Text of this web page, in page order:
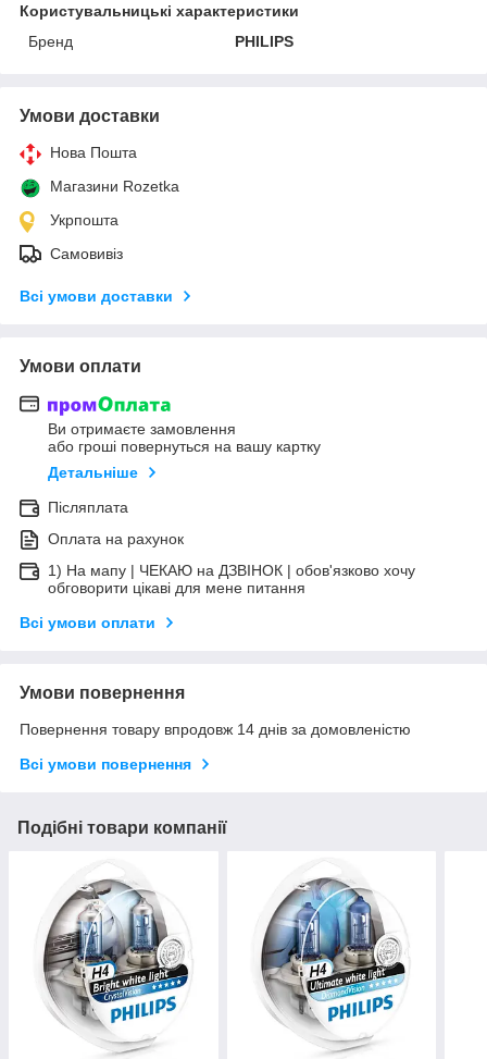
Користувальницькі характеристики
Бренд
PHILIPS
Умови доставки
Нова Пошта
Магазини Rozetka
Укрпошта
Самовивіз
Всі умови доставки
Умови оплати
Ви отримаєте замовлення
або гроші повернуться на вашу картку
Детальніше
Післяплата
Оплата на рахунок
1) На мапу | ЧЕКАЮ на ДЗВІНОК | обов'язково хочу
обговорити цікаві для мене питання
Всі умови оплати
Умови повернення
Повернення товару впродовж 14 днів за домовленістю
Всі умови повернення
Подібні товари компанії